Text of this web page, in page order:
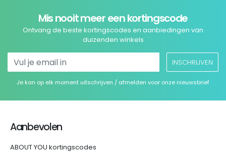
Mis nooit meer een kortingscode
Ontvang de beste kortingscodes en aanbiedingen van
duizenden winkels
INSCHRIJVEN
Je kan op elk moment uitschrijven / afmelden voor onze nieuwsbrief
Aanbevolen
ABOUT YOU kortingscodes